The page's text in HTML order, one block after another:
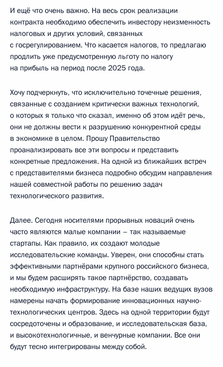
И ещё что очень важно. На весь срок реализации
контракта необходимо обеспечить инвестору неизменность
налоговых и других условий, связанных
с госрегулированием. Что касается налогов, то предлагаю
продлить уже предусмотренную льготу по налогу
на прибыль на период после 2025 года.
Хочу подчеркнуть, что исключительно точечные решения,
связанные с созданием критически важных технологий,
о которых я только что сказал, именно об этом идёт речь,
они не должны вести к разрушению конкурентной среды
в экономике в целом. Прошу Правительство
проанализировать все эти вопросы и представить
конкретные предложения. На одной из ближайших встреч
с представителями бизнеса подробно обсудим направления
нашей совместной работы по решению задач
технологического развития.
Далее. Сегодня носителями прорывных новаций очень
часто являются малые компании – так называемые
стартапы. Как правило, их создают молодые
исследовательские команды. Уверен, они способны стать
эффективными партнёрами крупного российского бизнеса,
и мы будем расширять такое партнёрство, создавать
необходимую инфраструктуру. На базе наших ведущих вузов
намерены начать формирование инновационных научно-
технологических центров. Здесь на одной территории будут
сосредоточены и образование, и исследовательская база,
и высокотехнологичные, и венчурные компании. Все они
будут тесно интегрированы между собой.